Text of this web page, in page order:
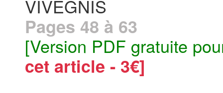
VIVEGNIS
Pages 48 à 63
[Version PDF gratuite
cet article - 3€]